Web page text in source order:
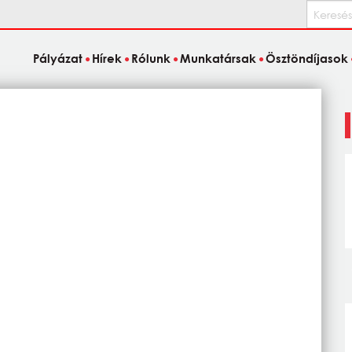
Keresés
Pályázat Hírek Rólunk Munkatársak Ösztöndíjasok